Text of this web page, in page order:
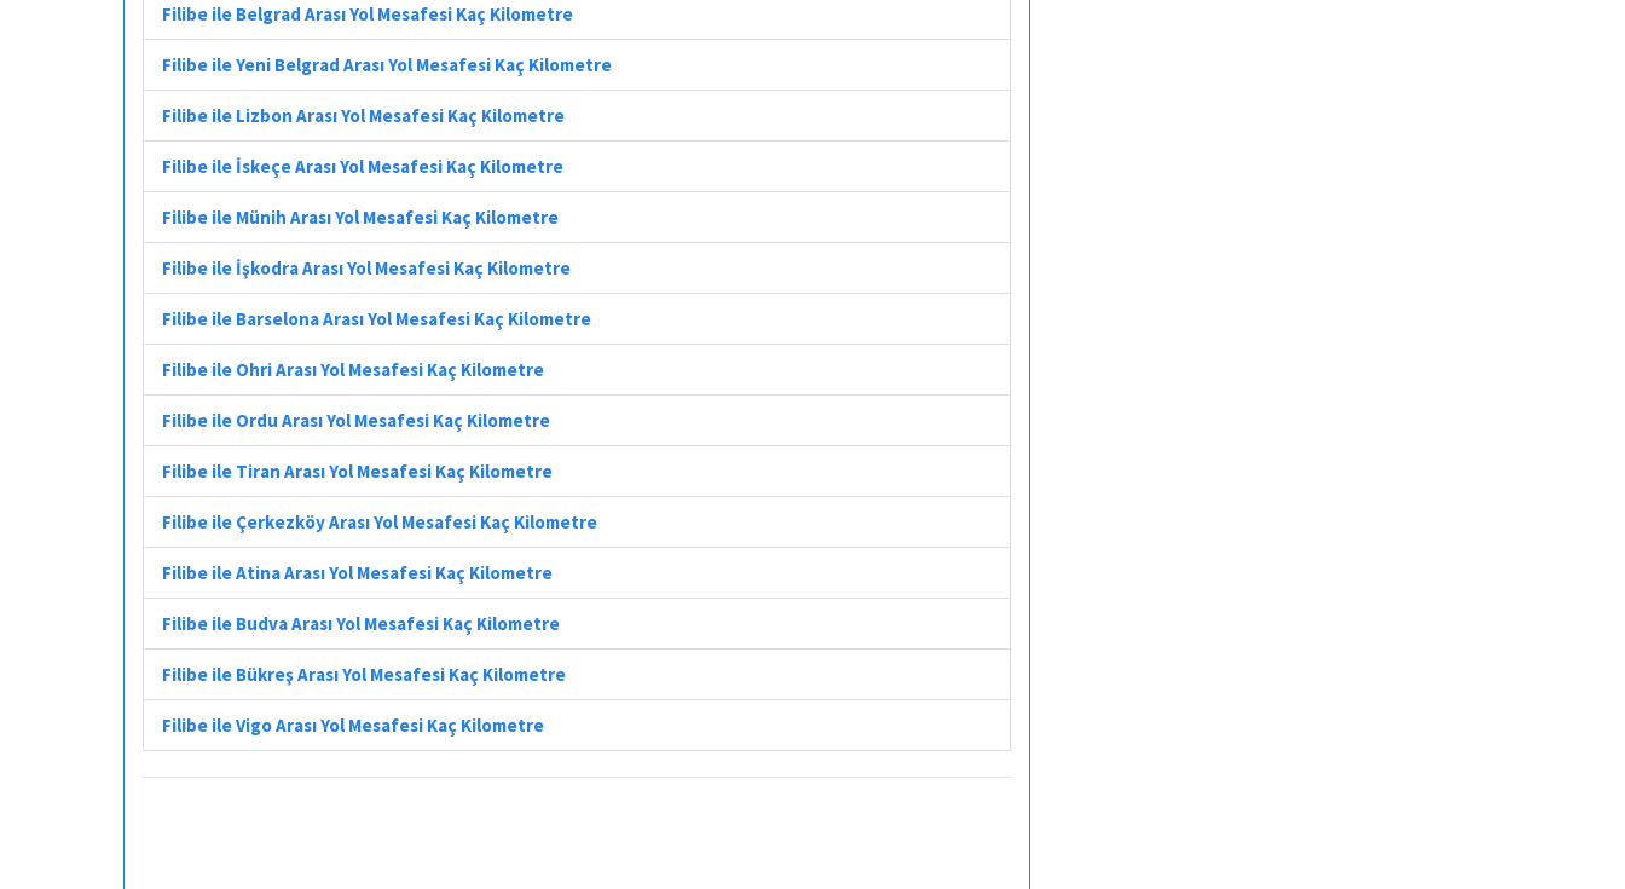
Filibe ile Belgrad Arası Yol Mesafesi Kaç Kilometre
Filibe ile Yeni Belgrad Arası Yol Mesafesi Kaç Kilometre
Filibe ile Lizbon Arası Yol Mesafesi Kaç Kilometre
Filibe ile İskeçe Arası Yol Mesafesi Kaç Kilometre
Filibe ile Münih Arası Yol Mesafesi Kaç Kilometre
Filibe ile İşkodra Arası Yol Mesafesi Kaç Kilometre
Filibe ile Barselona Arası Yol Mesafesi Kaç Kilometre
Filibe ile Ohri Arası Yol Mesafesi Kaç Kilometre
Filibe ile Ordu Arası Yol Mesafesi Kaç Kilometre
Filibe ile Tiran Arası Yol Mesafesi Kaç Kilometre
Filibe ile Çerkezköy Arası Yol Mesafesi Kaç Kilometre
Filibe ile Atina Arası Yol Mesafesi Kaç Kilometre
Filibe ile Budva Arası Yol Mesafesi Kaç Kilometre
Filibe ile Bükreş Arası Yol Mesafesi Kaç Kilometre
Filibe ile Vigo Arası Yol Mesafesi Kaç Kilometre